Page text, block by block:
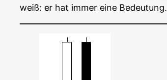
weiß: er hat immer eine Bedeutung.